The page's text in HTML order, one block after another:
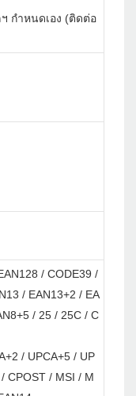
กำหนดเอง (ติดต่อ
/ CODE39 /
/ EAN13+2 / EA
/ 25 / 25C / C
/ UPCA+5 / UP
CPOST / MSI / M